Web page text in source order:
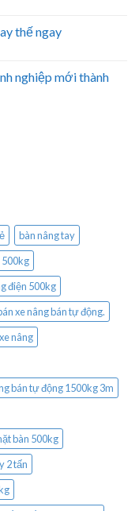
thế ngay
nghiệp mới thành
bàn nâng tay
500kg
điện 500kg
xe nâng bán tự động.
xe nâng
bán tự động 1500kg 3m
bàn 500kg
2 tấn